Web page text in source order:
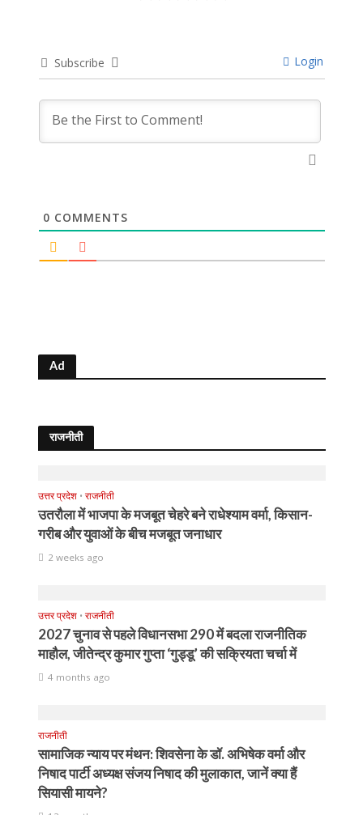
Subscribe Login
0 COMMENTS
Ad
राजनीती
उत्तर प्रदेश • राजनीती
उतरौला में भाजपा के मजबूत चेहरे बने राधेश्याम वर्मा, किसान-
गरीब और युवाओं के बीच मजबूत जनाधार
2 weeks ago
उत्तर प्रदेश • राजनीती
2027 चुनाव से पहले विधानसभा 290 में बदला राजनीतिक
माहौल, जीतेन्द्र कुमार गुप्ता ‘गुड्डू’ की सक्रियता चर्चा में
4 months ago
राजनीती
सामाजिक न्याय पर मंथन: शिवसेना के डॉ. अभिषेक वर्मा और
निषाद पार्टी अध्यक्ष संजय निषाद की मुलाकात, जानें क्या हैं
सियासी मायने?